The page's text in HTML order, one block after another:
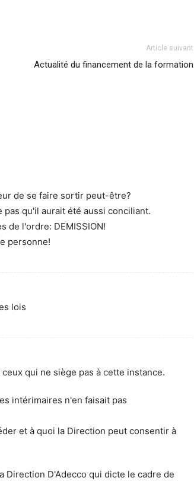
Article suivant
Actualité du financement de la formation
de se faire sortir peut-être?
pas qu'il aurait été aussi conciliant.
de l'ordre: DEMISSION!
personne!
lois
qui ne siège pas à cette instance.
intérimaires n'en faisait pas
et à quoi la Direction peut consentir à
Direction D'Adecco qui dicte le cadre de